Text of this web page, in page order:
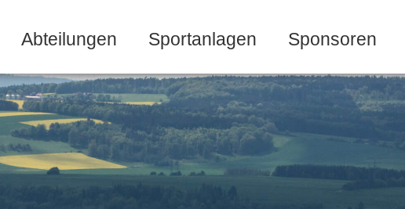
Abteilungen Sportanlagen Sponsoren